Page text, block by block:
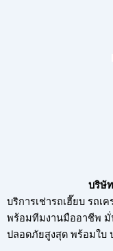
บริษั
บริการเช่ารถเฮี๊ยบ รถเ
พร้อมทีมงานมืออาชีพ มั่
ปลอดภัยสูงสุด พร้อมใบ